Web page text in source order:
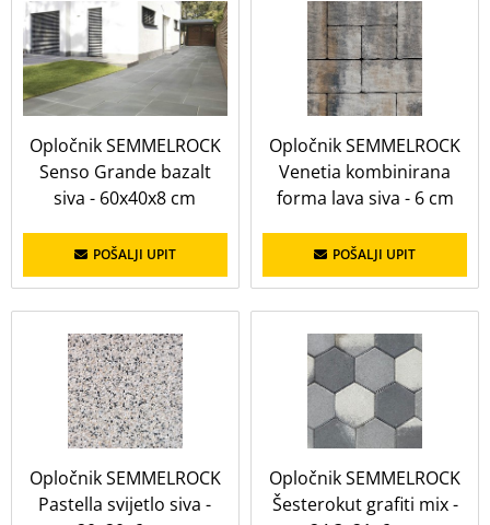
Opločnik SEMMELROCK
Senso Grande bazalt
siva - 60x40x8 cm
POŠALJI UPIT
Opločnik SEMMELROCK
Venetia kombinirana
forma lava siva - 6 cm
POŠALJI UPIT
Opločnik SEMMELROCK
Pastella svijetlo siva -
Opločnik SEMMELROCK
Šesterokut grafiti mix -